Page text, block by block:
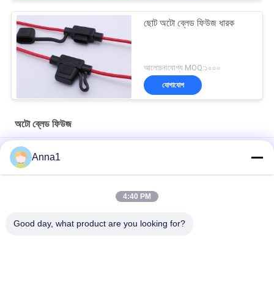
ছোট অটো ব্লেড ফিউজ ধারক
আলোচনাযোগ্য MOQ:১০০০
যোগাযোগ
অটো ব্লেড ফিউজ
নিয়মিত মোটরগাড়ি ফলক হোল্ডার এবং স্ক্রু-ইন ফিউজ ক্যারিয়ার ATY-PCB-19G6 গাড়ী
ফিউজ ধারকAnna1
4:40 PM
Good day, what product are you looking for?